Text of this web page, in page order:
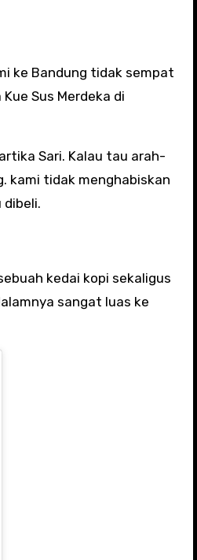
ke Bandung tidak sempat
Sus Merdeka di
Sari. Kalau tau arah-
kami tidak menghabiskan
dibeli.
kedai kopi sekaligus
sangat luas ke